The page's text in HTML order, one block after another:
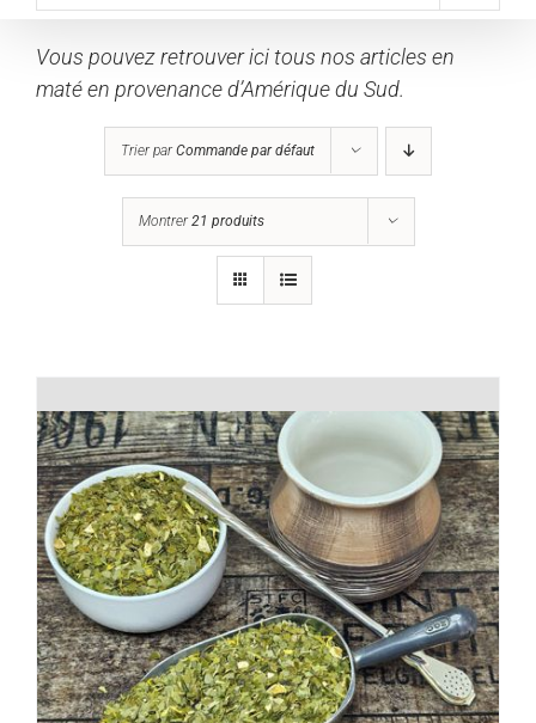
Vous pouvez retrouver ici tous nos articles en
maté en provenance d’Amérique du Sud.
Trier parCommande par défaut
Montrer21 produits